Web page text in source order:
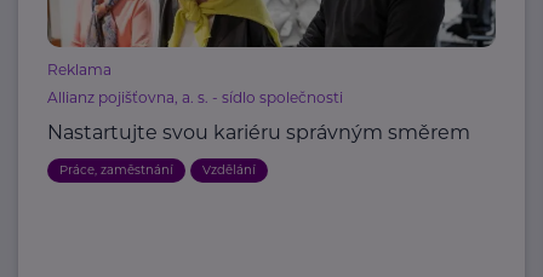
Reklama
Allianz pojišťovna, a. s. - sídlo společnosti
Nastartujte svou kariéru správným směrem
Práce, zaměstnání Vzdělání